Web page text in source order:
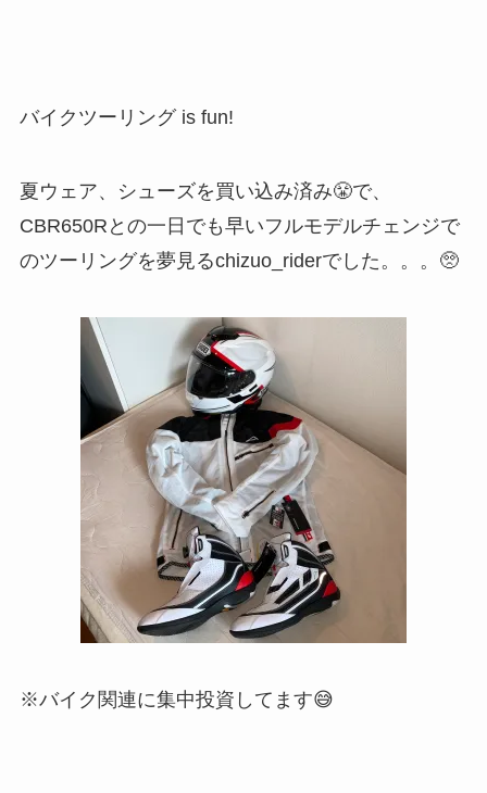
バイクツーリング is fun!
夏ウェア、シューズを買い込み済み😤で、
CBR650Rとの一日でも早いフルモデルチェンジで
のツーリングを夢見るchizuo_riderでした。。。🥺
※バイク関連に集中投資してます😅